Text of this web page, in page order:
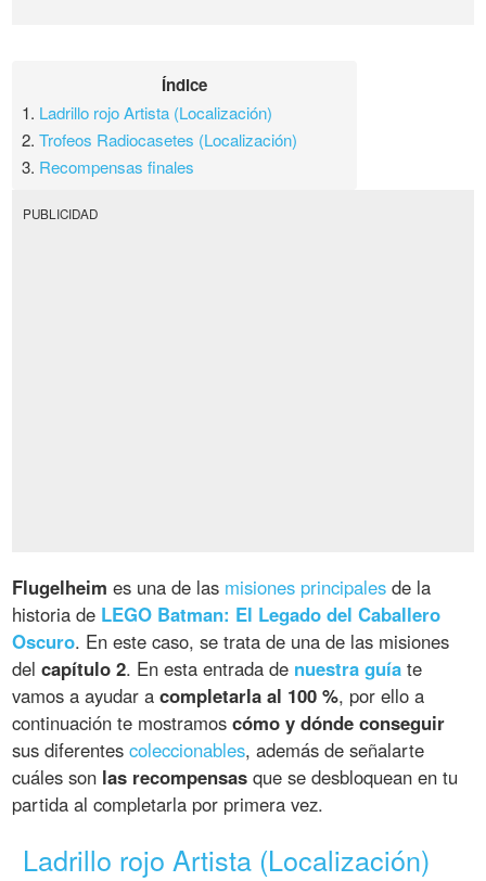
Índice
1. Ladrillo rojo Artista (Localización)
2.Trofeos Radiocasetes (Localización)
3. Recompensas finales
PUBLICIDAD
Flugelheim es una de las misiones principales de la
historia de LEGO Batman: El Legado del Caballero
Oscuro. En este caso, se trata de una de las misiones
delcapítulo 2. En esta entrada de nuestra guía te
vamos a ayudar acompletarla al 100 %, por ello a
continuación te mostramoscómo y dónde conseguir
sus diferentescoleccionables, además de señalarte
cuáles son las recompensas que se desbloquean en tu
partida al completarla por primera vez.
Ladrillo rojo Artista (Localización)